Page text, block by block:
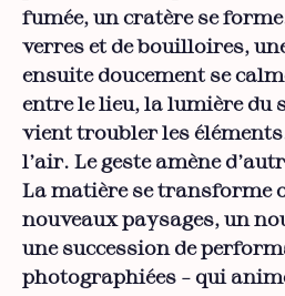
fumée, un cratère se
verres et de bouilloires,
ensuite doucement se
entre le lieu, la lumière du
vient troubler les
l’air. Le geste amène
La matière se transforme
nouveaux paysages, un
une succession de
photographiées – qui